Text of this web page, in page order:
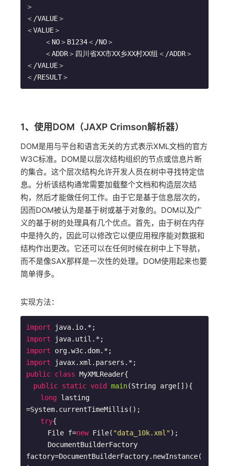
＞
＜/VALUE＞
＜VALUE＞
＜NO＞B1234＜/NO＞
＜ADDR＞四川省XX市XX乡XX村XX组＜/ADDR＞
＜/VALUE＞
1、使用DOM（JAXP Crimson解析器）
DOM是用与平台和语言无关的方式表示XML文档的官方
W3C标准。DOM是以层次结构组织的节点或信息片断
的集合。这个层次结构允许开发人员在树中寻找特定信
息。分析该结构通常需要加载整个文档和构造层次结
构，然后才能做任何工作。由于它是基于信息层次的，
因而DOM被认为是基于树或基于对象的。DOM以及广
义的基于树的处理具有几个优点。首先，由于树在内存
中是持久的，因此可以修改它以便应用程序能对数据和
结构作出更改。它还可以在任何时候在树中上下导航，
而不是像SAX那样是一次性的处理。DOM使用起来也要
简单得多。
实现方法：
import
import
import
import
public class MyXMLReader{
public static void main(String arge[]){
long lasting
=System.currentTimeMillis();
try{
File f=new File( "data_10k.xml");
DocumentBuilderFactory
factory=DocumentBuilderFactory.newInstance(